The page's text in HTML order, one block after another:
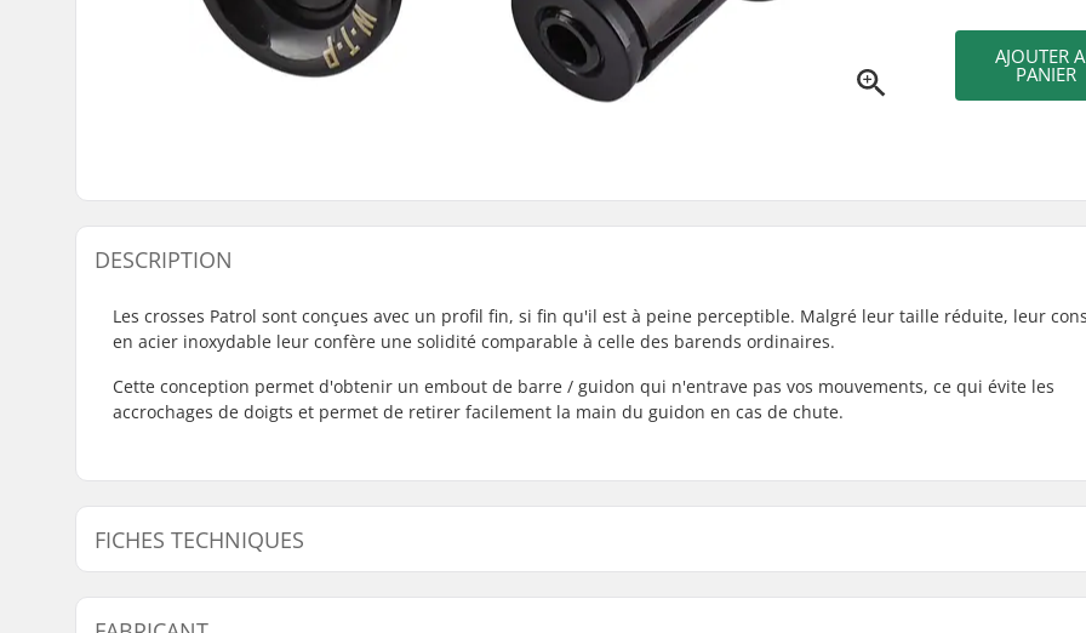
AJOUTER
PANIER
DESCRIPTION
Les crosses Patrol sont conçues avec un profil fin, si fin qu'il est à peine perceptible. Malgré leur taille réduite, leur
en acier inoxydable leur confère une solidité comparable à celle des barends ordinaires.
Cette conception permet d'obtenir un embout de barre / guidon qui n'entrave pas vos mouvements, ce qui évite les
accrochages de doigts et permet de retirer facilement la main du guidon en cas de chute.
FICHES TECHNIQUES
Embouts compatibles avec: Acier